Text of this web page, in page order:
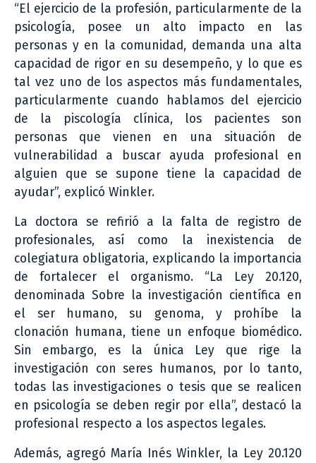
“El ejercicio de la profesión, particularmente de la
psicología, posee un alto impacto en las
personas y en la comunidad, demanda una alta
capacidad de rigor en su desempeño, y lo que es
tal vez uno de los aspectos más fundamentales,
particularmente cuando hablamos del ejercicio
de la piscología clínica, los pacientes son
personas que vienen en una situación de
vulnerabilidad a buscar ayuda profesional en
alguien que se supone tiene la capacidad de
ayudar”, explicó Winkler.
La doctora se refirió a la falta de registro de
profesionales, así como la inexistencia de
colegiatura obligatoria, explicando la importancia
de fortalecer el organismo. “La Ley 20.120,
denominada Sobre la investigación científica en
el ser humano, su genoma, y prohíbe la
clonación humana, tiene un enfoque biomédico.
Sin embargo, es la única Ley que rige la
investigación con seres humanos, por lo tanto,
todas las investigaciones o tesis que se realicen
en psicología se deben regir por ella”, destacó la
profesional respecto a los aspectos legales.
Además, agregó María Inés Winkler, la Ley 20.120